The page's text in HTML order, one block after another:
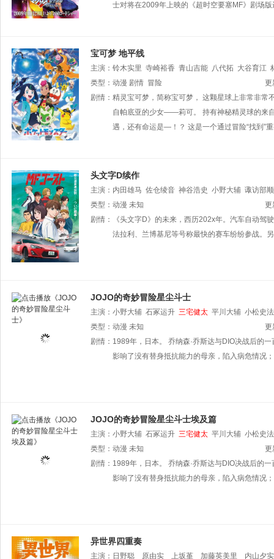
士对将在2009年上映的《超时空要塞MF》剧场
宝可梦 地平线
主演： 铃木实里 寺崎裕香 青山吉能 八代拓 大谷育江
田有彩
堀江瞬 古川慎
类型： 动漫 剧情 冒险
更
剧情： 精灵宝可梦，简称宝可梦， 这颗星球上非常非常
自帕底亚的少女——莉可。 持有神秘精灵球的来
遇，还有命运是—！？ 这是一个通过冒险“找到”
头文字D续作
主演： 内田雄马 佐仓绫音 神谷浩史 小野大辅 诹访部
田将吾
三宅健太
类型： 动漫 未知
更
剧情：
《头文字D》的未来，西历202x年。汽车自动驾
法拉利、兰博基尼等号称最快的赛车纷纷参战。
JOJO的奇妙冒险星尘斗士
主演： 小野大辅 石冢运升 三宅健太 平川大辅 小松史法
类型： 动漫 未知
更
剧情： 1989年，日本。 乔纳森·乔斯达与DIO决战后的
影响了没有替身抵抗能力的母亲，陷入病危情
JOJO的奇妙冒险星尘斗士埃及篇
主演： 小野大辅 石冢运升 三宅健太 平川大辅 小松史法
类型： 动漫 未知
更
剧情： 1989年，日本。 乔纳森·乔斯达与DIO决战后的
影响了没有替身抵抗能力的母亲，陷入病危情
异世界四重奏
主演： 日野聪 原由实 上坂堇 加藤英美里
内山夕实